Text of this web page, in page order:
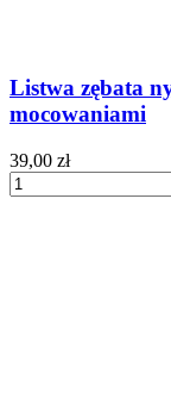
Listwa zębata
mocowaniami
39,00 zł